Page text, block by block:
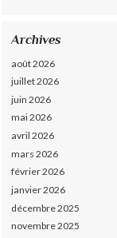
Archives
août 2026
juillet 2026
juin 2026
mai 2026
avril 2026
mars 2026
février 2026
janvier 2026
décembre 2025
novembre 2025